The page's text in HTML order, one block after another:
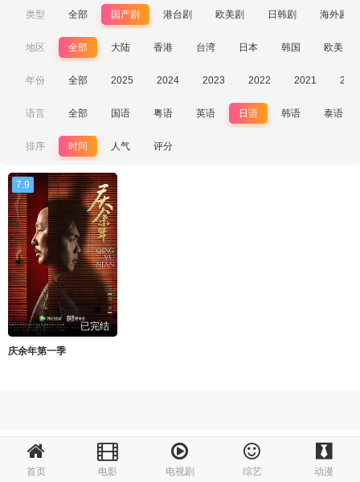
首页 电影 电视剧 综艺 动漫
类型 全部 国产剧 港台剧 欧美剧 日韩剧 海外剧
地区 全部 大陆 香港 台湾 日本 韩国 欧美
年份 全部 2025 2024 2023 2022 2021
语言 全部 国语 粤语 英语 日语 韩语 泰语
排序 时间 人气 评分
7.9
已完结
庆余年第一季